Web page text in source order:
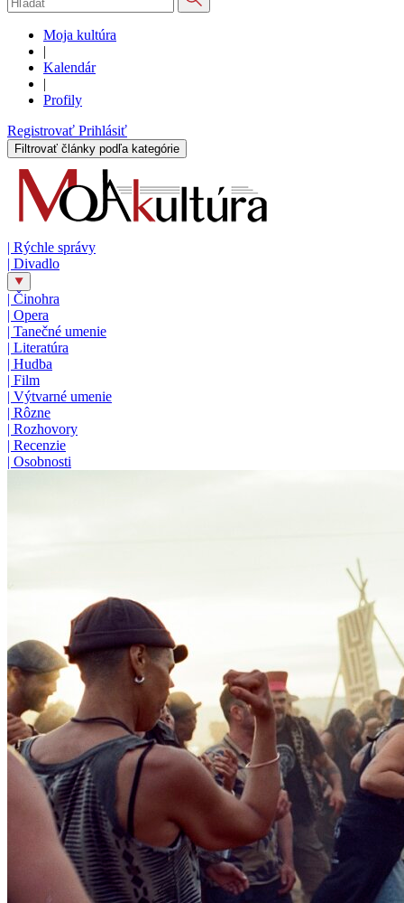
Moja kultúra
|
Kalendár
|
Profily
Registrovať Prihlásiť
Filtrovať články podľa kategórie
| Rýchle správy
| Divadlo
| Činohra
| Opera
| Tanečné umenie
| Literatúra
| Hudba
| Film
| Výtvarné umenie
| Rôzne
| Rozhovory
| Recenzie
| Osobnosti